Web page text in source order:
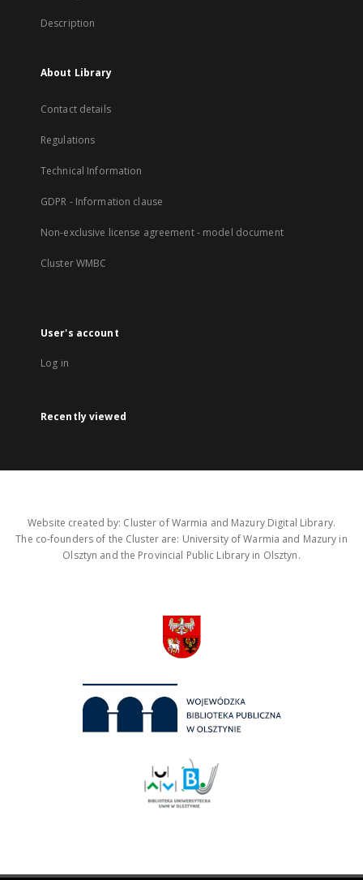
Description
About Library
Contact details
Regulations
Technical Information
GDPR - Information clause
Non-exclusive license agreement - model document
Cluster WMBC
User's account
Log in
Recently viewed
Website created by: Cluster of Warmia and Mazury Digital Library.
The co-founders of the Cluster are: University of Warmia and Mazury in
Olsztyn and the Provincial Public Library in Olsztyn.